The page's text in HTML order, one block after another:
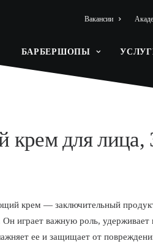
Вакансии
БАРБЕРШОПЫ
для лица,
крем — заключительный
Он играет важную роль,
ее и защищает от